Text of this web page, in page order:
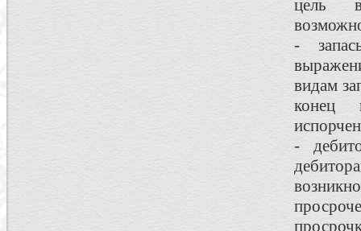
цель
-
видам
конец
-